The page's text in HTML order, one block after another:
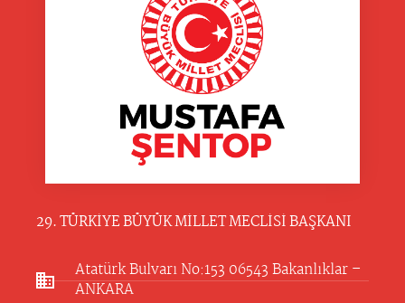
29. TÜRKİYE BÜYÜK MİLLET MECLİSİ BAŞKANI
Atatürk Bulvarı No:153 06543 Bakanlıklar –
ANKARA​